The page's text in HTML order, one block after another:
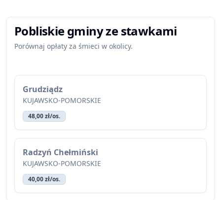
Pobliskie gminy ze stawkami
Porównaj opłaty za śmieci w okolicy.
Grudziądz
KUJAWSKO-POMORSKIE
48,00 zł/os.
Radzyń Chełmiński
KUJAWSKO-POMORSKIE
40,00 zł/os.